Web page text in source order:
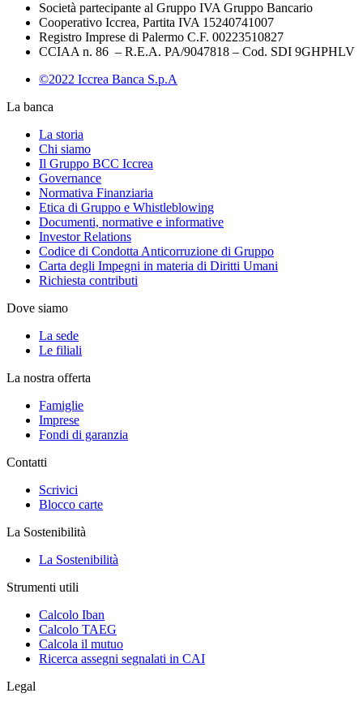
Società partecipante al Gruppo IVA Gruppo Bancario
Cooperativo Iccrea, Partita IVA 15240741007
Registro Imprese di Palermo C.F. 00223510827
CCIAA n. 86 – R.E.A. PA/9047818 – Cod. SDI 9GHPHLV
©2022 Iccrea Banca S.p.A
La banca
La storia
Chi siamo
Il Gruppo BCC Iccrea
Governance
Normativa Finanziaria
Etica di Gruppo e Whistleblowing
Documenti, normative e informative
Investor Relations
Codice di Condotta Anticorruzione di Gruppo
Carta degli Impegni in materia di Diritti Umani
Richiesta contributi
Dove siamo
La sede
Le filiali
La nostra offerta
Famiglie
Imprese
Fondi di garanzia
Contatti
Scrivici
Blocco carte
La Sostenibilità
La Sostenibilità
Strumenti utili
Calcolo Iban
Calcolo TAEG
Calcola il mutuo
Ricerca assegni segnalati in CAI
Legal